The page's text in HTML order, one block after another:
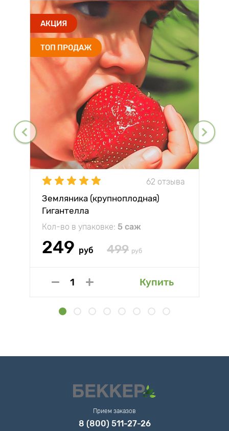
АКЦИЯ
ТОП ПРОДАЖ
62 отзыва
Земляника (крупноплодная)
Гигантелла
Кол-во в упаковке: 5 саж
249 руб 499 руб
Купить
Прием заказов
8 (800) 511-27-26